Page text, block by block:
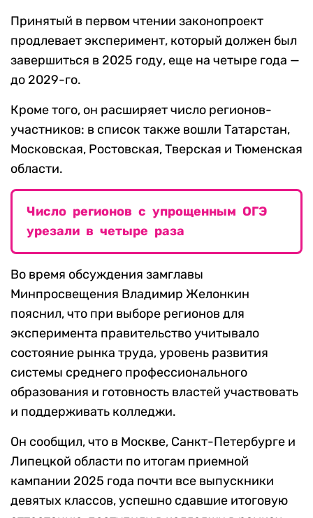
Принятый в первом чтении законопроект
продлевает эксперимент, который должен был
завершиться в 2025 году, еще на четыре года —
до 2029-го.
Кроме того, он расширяет число регионов-
участников: в список также вошли Татарстан,
Московская, Ростовская, Тверская и Тюменская
области.
Число регионов с упрощенным ОГЭ
урезали в четыре раза
Во время обсуждения замглавы
Минпросвещения Владимир Желонкин
пояснил, что при выборе регионов для
эксперимента правительство учитывало
состояние рынка труда, уровень развития
системы среднего профессионального
образования и готовность властей участвовать
и поддерживать колледжи.
Он сообщил, что в Москве, Санкт-Петербурге и
Липецкой области по итогам приемной
кампании 2025 года почти все выпускники
девятых классов, успешно сдавшие итоговую